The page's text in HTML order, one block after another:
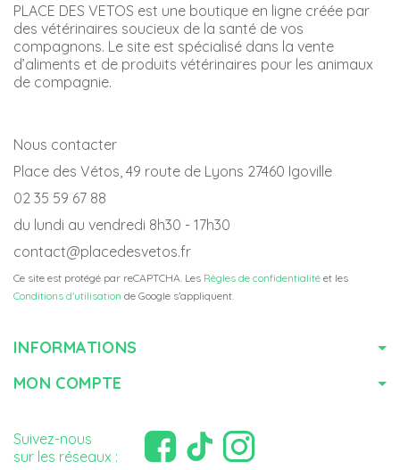
PLACE DES VETOS est une boutique en ligne créée par
des vétérinaires soucieux de la santé de vos
compagnons. Le site est spécialisé dans la vente
d’aliments et de produits vétérinaires pour les animaux
de compagnie.
Nous contacter
Place des Vétos, 49 route de Lyons 27460 Igoville
02 35 59 67 88
du lundi au vendredi 8h30 - 17h30
contact@placedesvetos.fr
Ce site est protégé par reCAPTCHA. Les Règles de confidentialité et les
Conditions d'utilisation de Google s'appliquent.
INFORMATIONS
MON COMPTE
Suivez-nous
sur les réseaux :